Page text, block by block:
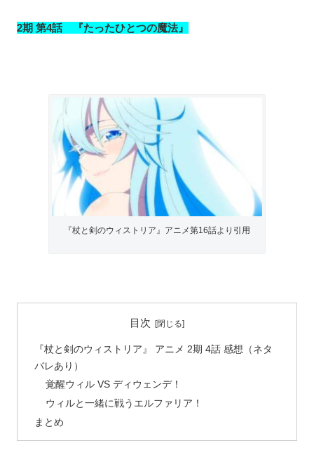
2期 第4話 『たったひとつの魔法』
『杖と剣のウィストリア』アニメ第16話より引用
目次
『杖と剣のウィストリア』 アニメ 2期 4話 感想（ネタ
バレあり）
覚醒ウィル VS ディウェンデ！
ウィルと一緒に戦うエルファリア！
まとめ